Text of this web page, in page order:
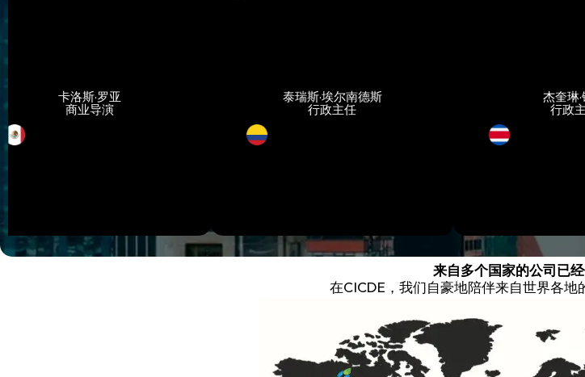
商业导演
泰瑞斯·埃尔南德斯
来自多个国家的公司已经
在CICDE，我们自豪地陪伴来自世界各地